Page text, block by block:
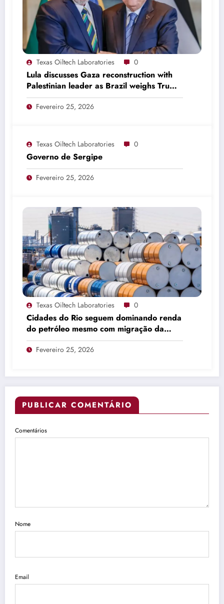
Texas Oiltech Laboratories 0
Lula discusses Gaza reconstruction with
Palestinian leader as Brazil weighs Trump
invitation
Fevereiro 25, 2026
Texas Oiltech Laboratories 0
Governo de Sergipe
Fevereiro 25, 2026
Texas Oiltech Laboratories 0
Cidades do Rio seguem dominando renda
do petróleo mesmo com migração da
produção
Fevereiro 25, 2026
PUBLICAR COMENTÁRIO
Comentários
Nome
Email